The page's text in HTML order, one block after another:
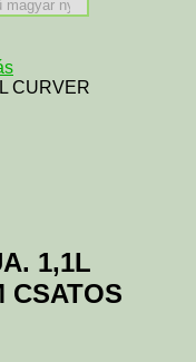
CURVER
1,1L
CSATOS